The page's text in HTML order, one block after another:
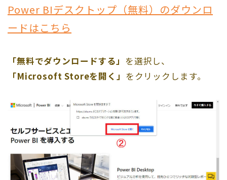
Power BIデスクトップ（無料）のダウンロ
ードはこちら
「無料でダウンロードする」 を選択し、
「Microsoft Storeを開く」 をクリックします。